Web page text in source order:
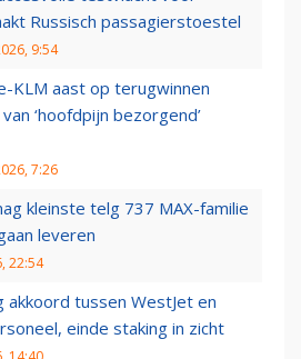
Russisch passagierstoestel
9:54
KLM aast op terugwinnen
‘hoofdpijn bezorgend’
7:26
kleinste telg 737 MAX-familie
leveren
22:54
akkoord tussen WestJet en
einde staking in zicht